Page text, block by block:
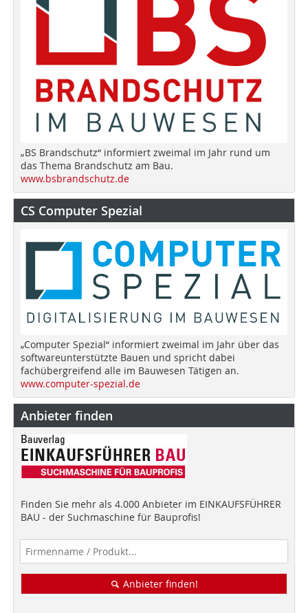
„BS Brandschutz“ informiert zweimal im Jahr rund um
das Thema Brandschutz am Bau.
www.bsbrandschutz.de
CS Computer Spezial
„Computer Spezial“ informiert zweimal im Jahr über das
softwareunterstützte Bauen und spricht dabei
fachübergreifend alle im Bauwesen Tätigen an.
www.computer-spezial.de
Anbieter finden
Finden Sie mehr als 4.000 Anbieter im EINKAUFSFÜHRER
BAU - der Suchmaschine für Bauprofis!
Anbieter finden!